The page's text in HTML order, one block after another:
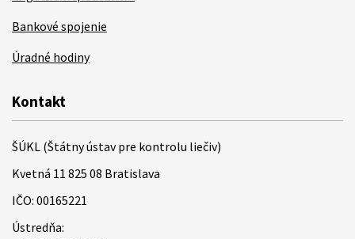
Bankové spojenie
Úradné hodiny
Kontakt
ŠÚKL (Štátny ústav pre kontrolu liečiv)
Kvetná 11 825 08 Bratislava
IČO: 00165221
Ústredňa: